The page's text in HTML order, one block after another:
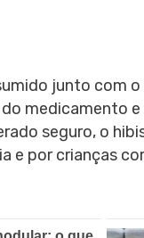
junto com
medicamento
seguro, o
e por crianças